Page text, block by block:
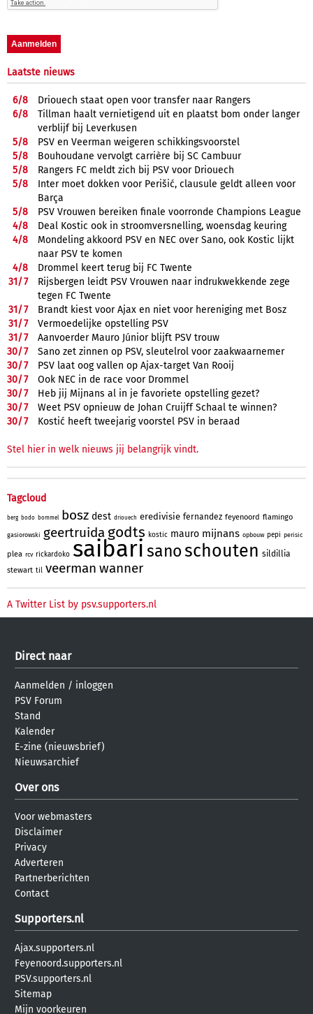
Laatste nieuws
6/8
Driouech staat open voor transfer naar Rangers
6/8
Tillman haalt vernietigend uit en plaatst bom onder langer
verblijf bij Leverkusen
5/8
PSV en Veerman weigeren schikkingsvoorstel
5/8
Bouhoudane vervolgt carrière bij SC Cambuur
5/8
Rangers FC meldt zich bij PSV voor Driouech
5/8
Inter moet dokken voor Perišić, clausule geldt alleen voor
Barça
5/8
PSV Vrouwen bereiken finale voorronde Champions League
4/8
Deal Kostic ook in stroomversnelling, woensdag keuring
4/8
Mondeling akkoord PSV en NEC over Sano, ook Kostic lijkt
naar PSV te komen
4/8
Drommel keert terug bij FC Twente
31/7
Rijsbergen leidt PSV Vrouwen naar indrukwekkende zege
tegen FC Twente
31/7
Brandt kiest voor Ajax en niet voor hereniging met Bosz
31/7
Vermoedelijke opstelling PSV
31/7
Aanvoerder Mauro Júnior blijft PSV trouw
30/7
Sano zet zinnen op PSV, sleutelrol voor zaakwaarnemer
30/7
PSV laat oog vallen op Ajax-target Van Rooij
30/7
Ook NEC in de race voor Drommel
30/7
Heb jij Mijnans al in je favoriete opstelling gezet?
30/7
Weet PSV opnieuw de Johan Cruijff Schaal te winnen?
30/7 Kostić heeft tweejarig voorstel PSV in beraad
Stel hier in welk nieuws jij belangrijk vindt.
Tagcloud
berg bodo bommel bosz dest driouech eredivisie fernandez feyenoord flamingo
gasiorowski geertruida godts kostic mauro mijnans opbouw pepi perisic
plea rcv rickardoko saibari sanoschouten sildillia
stewart til veerman wanner
A Twitter List by psv.supporters.nl
Direct naar
Aanmelden / inloggen
PSV Forum
Stand
Kalender
E-zine (nieuwsbrief)
Nieuwsarchief
Over ons
Voor webmasters
Disclaimer
Privacy
Adverteren
Partnerberichten
Contact
Supporters.nl
Ajax.supporters.nl
Feyenoord.supporters.nl
PSV.supporters.nl
Sitemap
Mijn voorkeuren